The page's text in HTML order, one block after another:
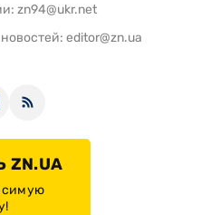
zn94@ukr.net
editor@zn.ua